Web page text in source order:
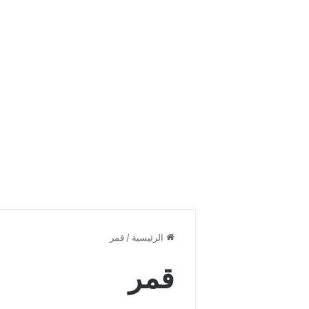
الرئيسية / قمر
قمر